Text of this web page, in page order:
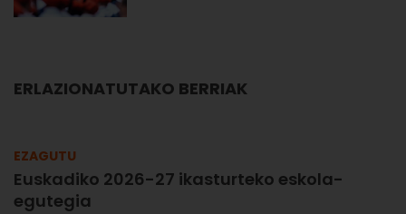
ERLAZIONATUTAKO BERRIAK
EZAGUTU
Euskadiko 2026-27 ikasturteko eskola-
egutegia